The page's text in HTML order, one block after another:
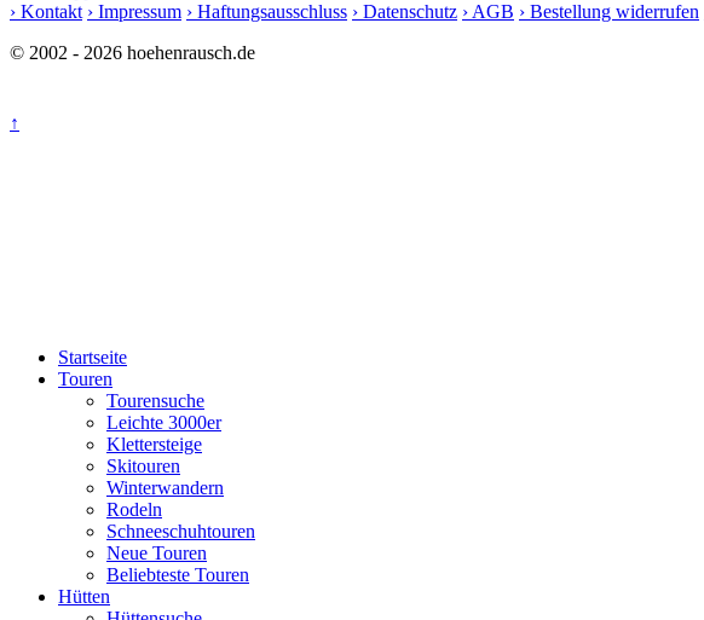
› Kontakt › Impressum › Haftungsausschluss › Datenschutz › AGB › Bestellung widerrufen
© 2002 - 2026 hoehenrausch.de
↑
Startseite
Touren
Tourensuche
Leichte 3000er
Klettersteige
Skitouren
Winterwandern
Rodeln
Schneeschuhtouren
Neue Touren
Beliebteste Touren
Hütten